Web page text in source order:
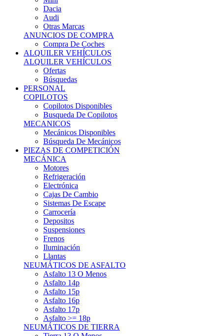
Audi
Otras Marcas
ANUNCIOS DE COMPRA
Compra De Coches
ALQUILER VEHÍCULOS
ALQUILER VEHÍCULOS
Ofertas
Búsquedas
PERSONAL
COPILOTOS
Copilotos Disponibles
Busqueda De Copilotos
MECANICOS
Mecánicos Disponibles
Búsqueda De Mecánicos
PIEZAS DE COMPETICIÓN
MECÁNICA
Motores
Refrigeración
Electrónica
Cajas De Cambio
Sistemas De Escape
Carrocería
Depositos
Suspensiones
Frenos
Iluminación
Llantas
NEUMÁTICOS DE ASFALTO
Asfalto 13 O Menos
Asfalto 14p
Asfalto 15p
Asfalto 16p
Asfalto 17p
Asfalto >= 18p
NEUMÁTICOS DE TIERRA
Tierra 13 O Menos
Tierra 14p